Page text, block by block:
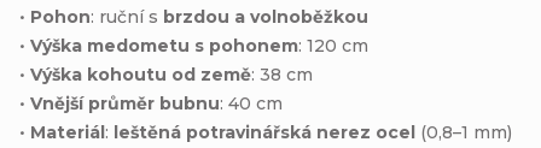
• Pohon: ruční s brzdou a volnoběžkou
• Výška medometu s pohonem: 120 cm
• Výška kohoutu od země: 38 cm
• Vnější průměr bubnu: 40 cm
• Materiál: leštěná potravinářská nerez ocel (0,8–1 mm)